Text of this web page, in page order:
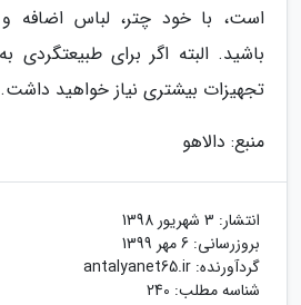
است، با خود چتر، لباس اضافه
باشید. البته اگر برای طبیعتگردی
تجهیزات بیشتری نیاز خواهید داشت.
منبع: دالاهو
انتشار: 3 شهریور 1398
بروزرسانی: 6 مهر 1399
گردآورنده: antalyanet65.ir
شناسه مطلب: 240